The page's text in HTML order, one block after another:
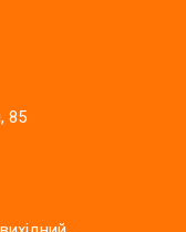
85